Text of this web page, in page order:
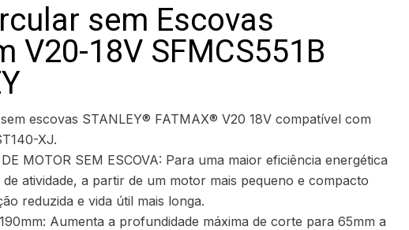
sem Escovas
V20-18V SFMCS551B
escovas STANLEY® FATMAX® V20 18V compatível com
XJ.
MOTOR SEM ESCOVA: Para uma maior eficiência energética
atividade, a partir de um motor mais pequeno e compacto
reduzida e vida útil mais longa.
Aumenta a profundidade máxima de corte para 65mm a